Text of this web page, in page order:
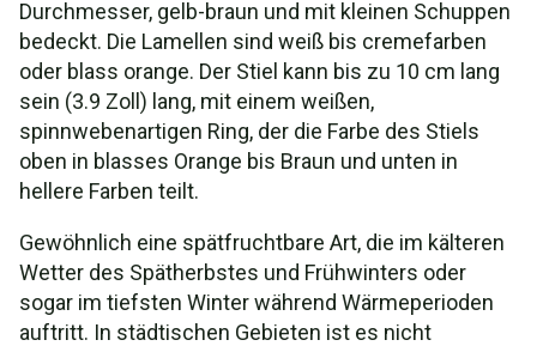
Durchmesser, gelb-braun und mit kleinen Schuppen
bedeckt. Die Lamellen sind weiß bis cremefarben
oder blass orange. Der Stiel kann bis zu 10 cm lang
sein (3.9 Zoll) lang, mit einem weißen,
spinnwebenartigen Ring, der die Farbe des Stiels
oben in blasses Orange bis Braun und unten in
hellere Farben teilt.
Gewöhnlich eine spätfruchtbare Art, die im kälteren
Wetter des Spätherbstes und Frühwinters oder
sogar im tiefsten Winter während Wärmeperioden
auftritt. In städtischen Gebieten ist es nicht